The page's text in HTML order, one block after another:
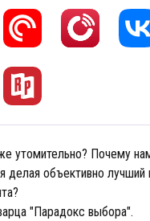
утомительно? Почему
делая объективно
"Парадокс выбора".